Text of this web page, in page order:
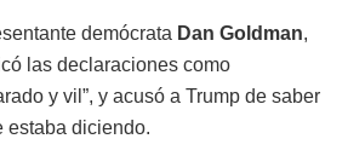
demócrata Dan Goldman,
las declaraciones como
y vil”, y acusó a Trump de saber
estaba diciendo.